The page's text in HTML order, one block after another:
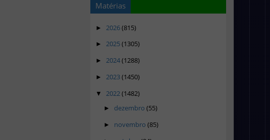
Matérias
► 2026(815)
► 2025(1305)
► 2024(1288)
► 2023(1450)
▼ 2022(1482)
► dezembro (55)
► novembro (85)